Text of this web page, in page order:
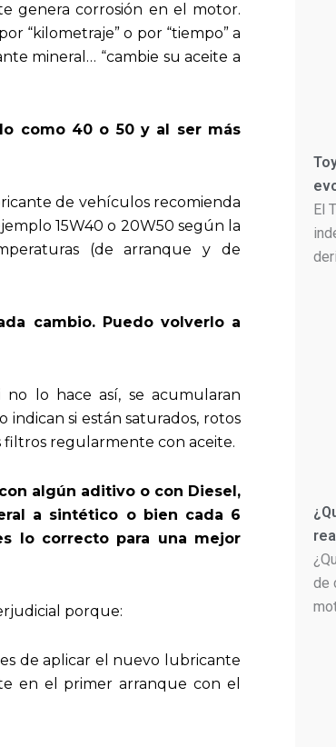
genera corrosión en el motor.
“kilometraje” o por “tiempo” a
mineral… “cambie su aceite a
como 40 o 50 y al ser más
de vehículos recomienda
15W40 o 20W50 según la
(de arranque y de
cambio. Puedo volverlo a
lo hace así, se acumularan
si están saturados, rotos
filtros regularmente con aceite.
algún aditivo o con Diesel,
a sintético o bien cada 6
lo correcto para una mejor
porque:
de aplicar el nuevo lubricante
en el primer arranque con el
El
de